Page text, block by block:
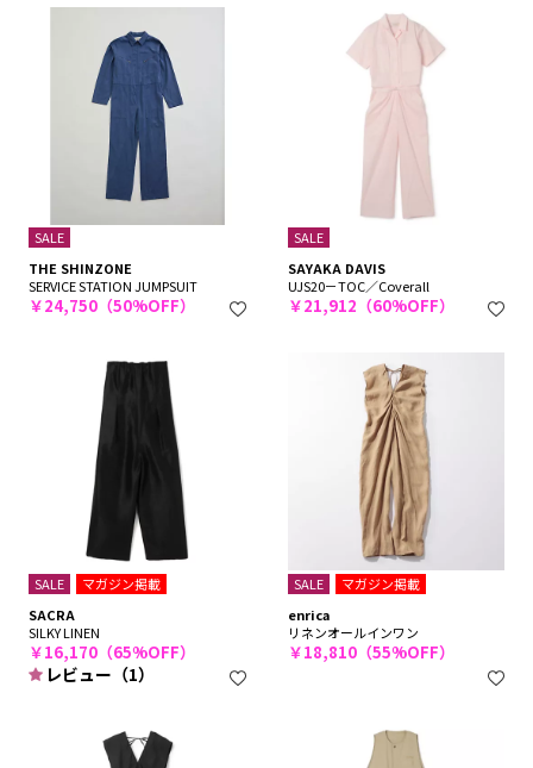
SALE
THE SHINZONE
SERVICE STATION JUMPSUIT
￥24,750（50%OFF）
SALE
SAYAKA DAVIS
UJS20－TOC／Coverall
￥21,912（60%OFF）
SALE
マガジン掲載
SACRA
SILKY LINEN
￥16,170（65%OFF）
レビュー（1）
SALE
マガジン掲載
enrica
リネンオールインワン
￥18,810（55%OFF）